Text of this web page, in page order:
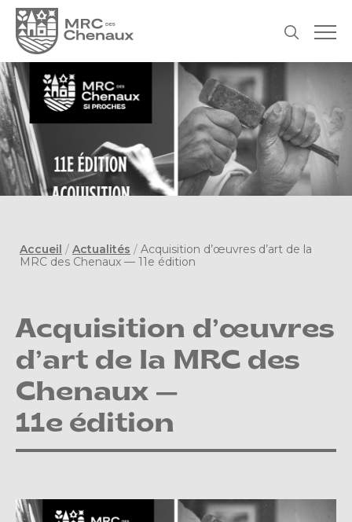
Accueil / Actualités / Acquisition d’œuvres d’art de la
MRC des Chenaux — 11e édition
Acquisition d’œuvres
d’art de la MRC des
Chenaux —
11e édition